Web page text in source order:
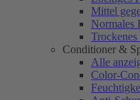
Mittel
Normales
Trockenes
Conditioner &
Alle
Color-